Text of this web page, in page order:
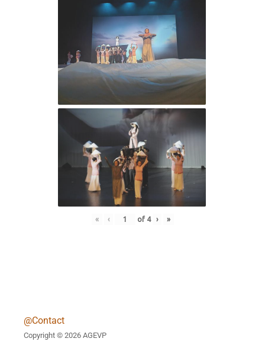
« ‹ of 4 › »
@Contact
Copyright © 2026 AGEVP